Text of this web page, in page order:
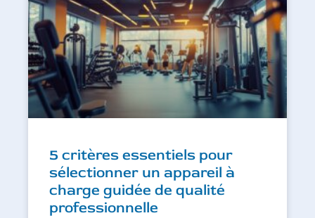
5 critères essentiels pour
sélectionner un appareil à
charge guidée de qualité
professionnelle